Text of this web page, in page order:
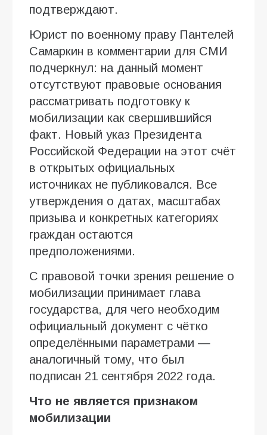
подтверждают.
Юрист по военному праву Пантелей
Самаркин в комментарии для СМИ
подчеркнул: на данный момент
отсутствуют правовые основания
рассматривать подготовку к
мобилизации как свершившийся
факт. Новый указ Президента
Российской Федерации на этот счёт
в открытых официальных
источниках не публиковался. Все
утверждения о датах, масштабах
призыва и конкретных категориях
граждан остаются
предположениями.
С правовой точки зрения решение о
мобилизации принимает глава
государства, для чего необходим
официальный документ с чётко
определёнными параметрами —
аналогичный тому, что был
подписан 21 сентября 2022 года.
Что не является признаком
мобилизации